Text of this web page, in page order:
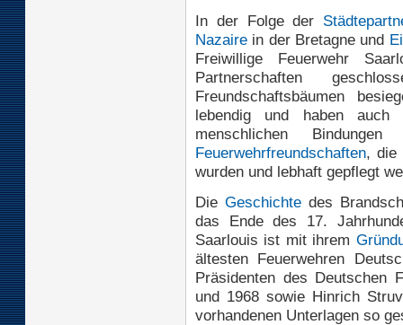
In der Folge der
Nazaire in der Bretagne und
Freiwillige Feuerwehr
Partnerschaften
Freundschaftsbäumen
lebendig und haben auch
menschlichen
Feuerwehrfreundschaften, die
wurden und lebhaft gepflegt
DieGeschichte des
das Ende des 17.
Saarlouis ist mit ihrem
ältesten Feuerwehren
Präsidenten des Deutschen
und 1968 sowie Hinrich
vorhandenen Unterlagen so